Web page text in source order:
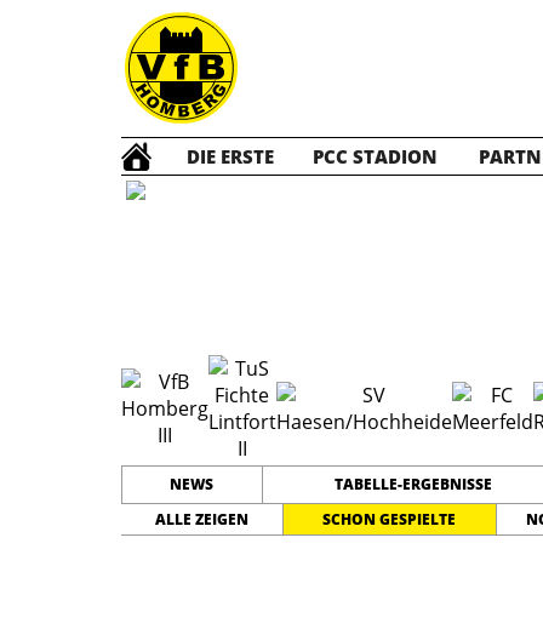
DIE ERSTE PCC STADION
NEWS
TABELLE-ERGEBNISSE
ALLE ZEIGEN
SCHON GESPIELTE